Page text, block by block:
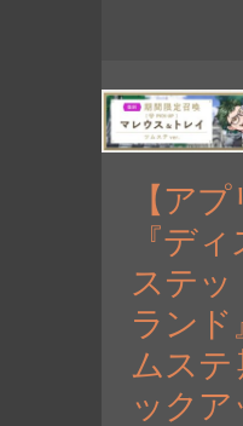
【アプ
『デ
ステッ
ランド
ムステ
ックア